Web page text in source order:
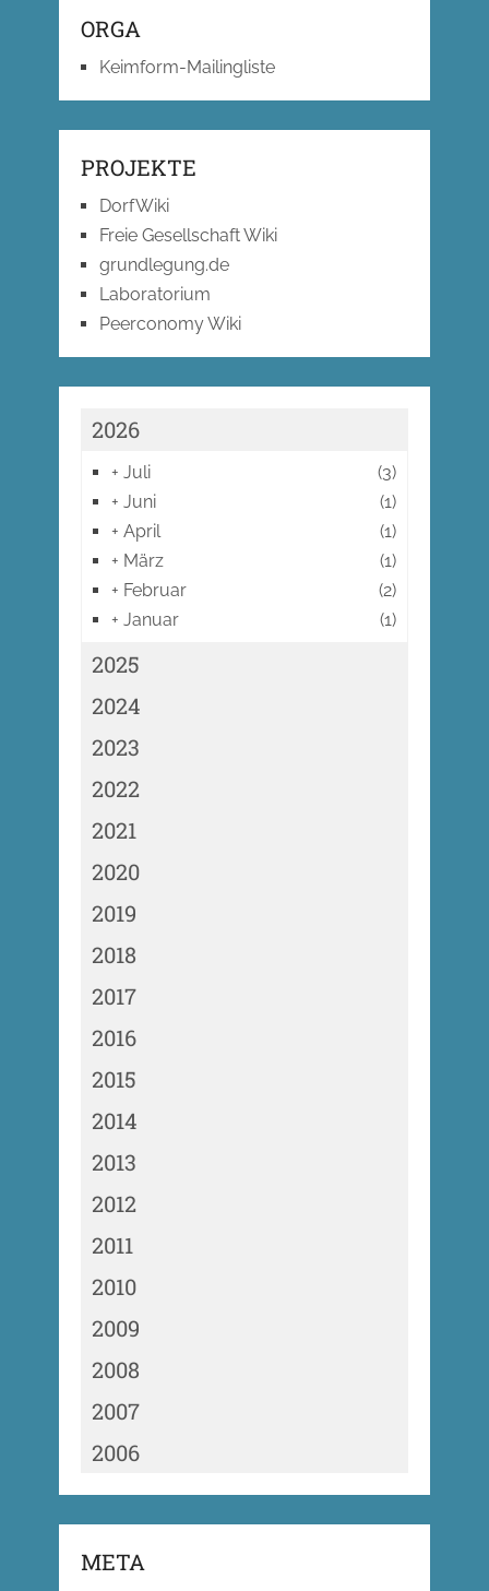
ORGA
Keimform-Mailingliste
PROJEKTE
DorfWiki
Freie Gesellschaft Wiki
grundlegung.de
Laboratorium
Peerconomy Wiki
2026
+ Juli
(3)
+ Juni
(1)
+ April
(1)
+ März
(1)
+ Februar
(2)
+ Januar (1)
2025
2024
2023
2022
2021
2020
2019
2018
2017
2016
2015
2014
2013
2012
2011
2010
2009
2008
2007
2006
META